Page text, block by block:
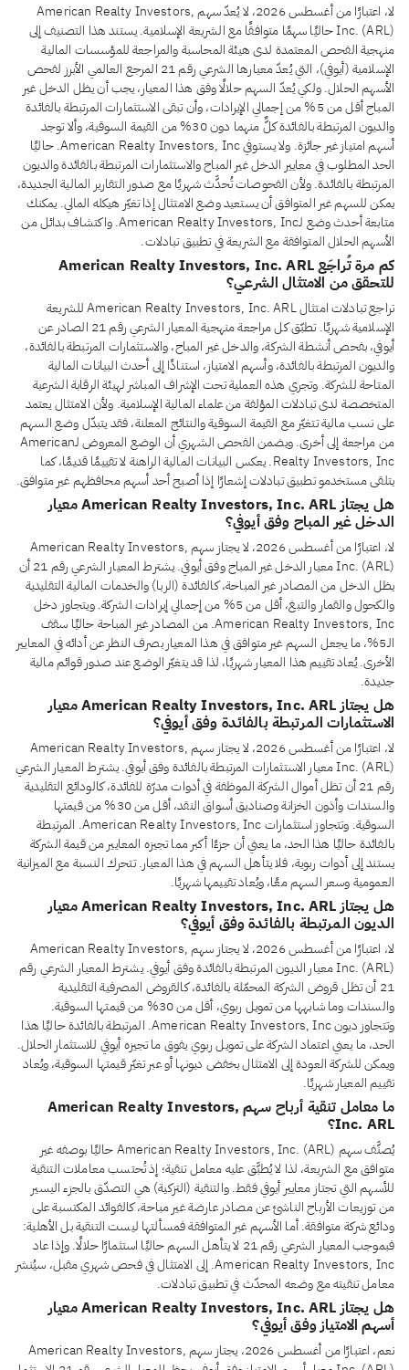
لا، اعتبارًا من أغسطس 2026، لا يُعدّ سهم American Realty Investors,
Inc. (ARL) حاليًا سهمًا متوافقًا مع الشريعة الإسلامية. يستند هذا التصنيف إلى
منهجية الفحص المعتمدة لدى هيئة المحاسبة والمراجعة للمؤسسات المالية
الإسلامية (أيوفي)، التي يُعدّ معيارها الشرعي رقم 21 المرجع العالمي الأبرز لفحص
الأسهم الحلال. ولكي يُعدّ السهم حلالًا وفق هذا المعيار، يجب أن يظل الدخل غير
المباح أقل من 5% من إجمالي الإيرادات، وأن تبقى الاستثمارات المرتبطة بالفائدة
والديون المرتبطة بالفائدة كلٌّ منهما دون 30% من القيمة السوقية، وألا توجد
أسهم امتياز غير جائزة. ولا يستوفي American Realty Investors, Inc. حاليًا
الحد المطلوب في معايير الدخل غير المباح والاستثمارات المرتبطة بالفائدة والديون
المرتبطة بالفائدة. ولأن الفحوصات تُحدَّث شهريًا مع صدور التقارير المالية الجديدة،
يمكن للسهم غير المتوافق أن يستعيد وضع الامتثال إذا تغيّر هيكله المالي. يمكنك
متابعة أحدث وضع لـAmerican Realty Investors, Inc. واكتشاف بدائل من
الأسهم الحلال المتوافقة مع الشريعة في تطبيق تبادلات.
كم مرة تُراجَع American Realty Investors, Inc. ARL
للتحقق من الامتثال الشرعي؟
تراجع تبادلات امتثال American Realty Investors, Inc. ARL للشريعة
الإسلامية شهريًا. تطبّق كل مراجعة منهجية المعيار الشرعي رقم 21 الصادر عن
أيوفي، بفحص أنشطة الشركة، والدخل غير المباح، والاستثمارات المرتبطة بالفائدة،
والديون المرتبطة بالفائدة، وأسهم الامتياز، استنادًا إلى أحدث البيانات المالية
المتاحة للشركة. وتجري هذه العملية تحت الإشراف المباشر لهيئة الرقابة الشرعية
المتخصصة لدى تبادلات المؤلفة من علماء المالية الإسلامية. ولأن الامتثال يعتمد
على نسب مالية تتغيّر مع القيمة السوقية والنتائج المعلنة، فقد يتبدّل وضع السهم
من مراجعة إلى أخرى. ويضمن الفحص الشهري أن الوضع المعروض لـAmerican
Realty Investors, Inc. يعكس البيانات المالية الراهنة لا تقييمًا قديمًا، كما
يتلقى مستخدمو تطبيق تبادلات إشعارًا إذا أصبح أحد أسهم محافظهم غير متوافق.
هل يجتاز American Realty Investors, Inc. ARL معيار
الدخل غير المباح وفق أيوفي؟
لا، اعتبارًا من أغسطس 2026، لا يجتاز سهم American Realty Investors,
Inc. (ARL) معيار الدخل غير المباح وفق أيوفي. يشترط المعيار الشرعي رقم 21 أن
يظل الدخل من المصادر غير المباحة، كالفائدة (الربا) والخدمات المالية التقليدية
والكحول والقمار والتبغ، أقل من 5% من إجمالي إيرادات الشركة. ويتجاوز دخل
American Realty Investors, Inc. من المصادر غير المباحة حاليًا سقف
الـ5%، ما يجعل السهم غير متوافق في هذا المعيار بصرف النظر عن أدائه في المعايير
الأخرى. يُعاد تقييم هذا المعيار شهريًا، لذا قد يتغيّر الوضع عند صدور قوائم مالية
جديدة.
هل يجتاز American Realty Investors, Inc. ARL معيار
الاستثمارات المرتبطة بالفائدة وفق أيوفي؟
لا، اعتبارًا من أغسطس 2026، لا يجتاز سهم American Realty Investors,
Inc. (ARL) معيار الاستثمارات المرتبطة بالفائدة وفق أيوفي. يشترط المعيار الشرعي
رقم 21 أن تظل أموال الشركة الموظفة في أدوات مدرّة للفائدة، كالودائع التقليدية
والسندات وأذون الخزانة وصناديق أسواق النقد، أقل من 30% من قيمتها
السوقية. وتتجاوز استثمارات American Realty Investors, Inc. المرتبطة
بالفائدة حاليًا هذا الحد، ما يعني أن جزءًا أكبر مما تجيزه المعايير من قيمة الشركة
يستند إلى أدوات ربوية، فلا يتأهل السهم في هذا المعيار. تتحرك النسبة مع الميزانية
العمومية وسعر السهم معًا، ويُعاد تقييمها شهريًا.
هل يجتاز American Realty Investors, Inc. ARL معيار
الديون المرتبطة بالفائدة وفق أيوفي؟
لا، اعتبارًا من أغسطس 2026، لا يجتاز سهم American Realty Investors,
Inc. (ARL) معيار الديون المرتبطة بالفائدة وفق أيوفي. يشترط المعيار الشرعي رقم
21 أن تظل قروض الشركة المحمّلة بالفائدة، كالقروض المصرفية التقليدية
والسندات وما شابهها من تمويل ربوي، أقل من 30% من قيمتها السوقية.
وتتجاوز ديون American Realty Investors, Inc. المرتبطة بالفائدة حاليًا هذا
الحد، ما يعني اعتماد الشركة على تمويل ربوي يفوق ما تجيزه أيوفي للاستثمار الحلال.
ويمكن للشركة العودة إلى الامتثال بخفض ديونها أو عبر تغيّر قيمتها السوقية، ويُعاد
تقييم المعيار شهريًا.
ما معامل تنقية أرباح سهم American Realty Investors,
Inc. ARL؟
يُصنَّف سهم American Realty Investors, Inc. (ARL) حاليًا بوصفه غير
متوافق مع الشريعة، لذا لا يُطبَّق عليه معامل تنقية؛ إذ تُحتسب معاملات التنقية
للأسهم التي تجتاز معايير أيوفي فقط. والتنقية (التزكية) هي التصدّق بالجزء اليسير
من توزيعات الأرباح الناشئ عن مصادر عارضة غير مباحة، كالفوائد المكتسبة على
ودائع شركة متوافقة. أما الأسهم غير المتوافقة فمسألتها ليست التنقية بل الأهلية:
فبموجب المعيار الشرعي رقم 21 لا يتأهل السهم حاليًا استثمارًا حلالًا. وإذا عاد
American Realty Investors, Inc. إلى الامتثال في فحص شهري مقبل، سيُنشر
معامل تنقيته مع وضعه المحدّث في تطبيق تبادلات.
هل يجتاز American Realty Investors, Inc. ARL معيار
أسهم الامتياز وفق أيوفي؟
نعم، اعتبارًا من أغسطس 2026، يجتاز سهم American Realty Investors,